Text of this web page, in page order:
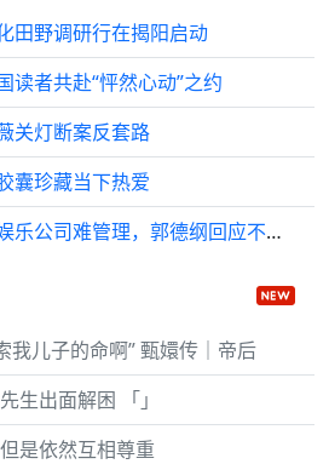
田野调研行在揭阳启动
读者共赴“怦然心动”之约
关灯断案反套路
囊珍藏当下热爱
郭麒麟拒接德云社称娱乐公司难管理，郭德纲回应不强求
我儿子的命啊” 甄嬛传｜帝后
生出面解困 「」
是依然互相尊重